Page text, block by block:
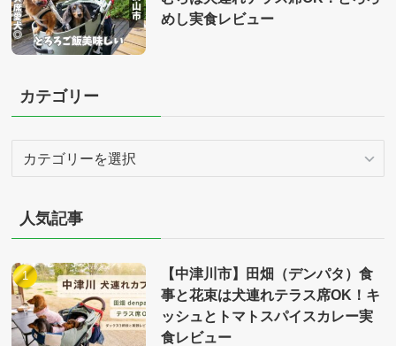
めし実食レビュー
カテゴリー
リ
ー
人気記事
【中津川市】田畑（デンパタ）食
事と花束は犬連れテラス席OK！キ
ッシュとトマトスパイスカレー実
食レビュー